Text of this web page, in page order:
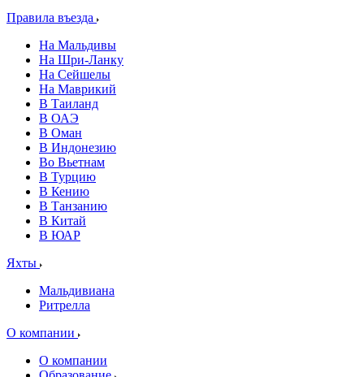
Правила въезда
На Мальдивы
На Шри-Ланку
На Сейшелы
На Маврикий
В Таиланд
В ОАЭ
В Оман
В Индонезию
Во Вьетнам
В Турцию
В Кению
В Танзанию
В Китай
В ЮАР
Яхты
Мальдивиана
Ритрелла
О компании
О компании